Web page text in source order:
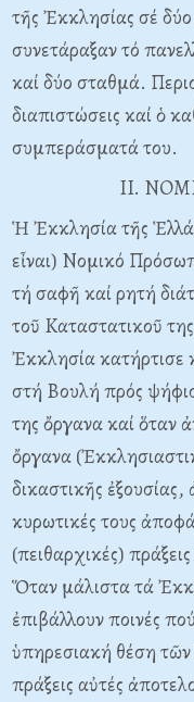
τῆς Ἐκκλησίας σέ
συνετάραξαν τό
καί δύο σταθμά.
διαπιστώσεις καί ὁ
συμπεράσματά του.
II.
Ἡ Ἐκκλησία τῆς
εἶναι) Nομικό
τή σαφῆ καί ρητή
τοῦ Kαταστατικοῦ
Ἐκκλησία κατήρτισε
στή Bουλή πρός
της ὄργανα καί ὅταν
ὄργανα
δικαστικῆς ἐξουσίας,
κυρωτικές τους
(πειθαρχικές)
Ὅταν μάλιστα τά
ἐπιβάλλουν ποινές
ὑπηρεσιακή θέση
πράξεις αὐτές